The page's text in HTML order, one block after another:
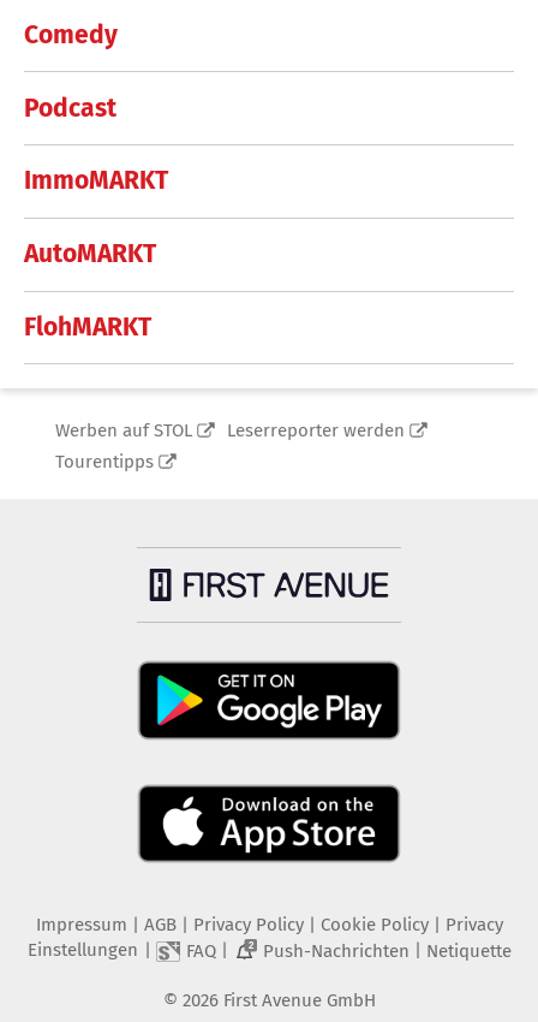
Comedy
Podcast
ImmoMARKT
AutoMARKT
FlohMARKT
Werben auf STOL
Leserreporter werden
Tourentipps
Impressum AGB Privacy Policy| Cookie Policy| Privacy
Einstellungen
FAQ| 2 Push-Nachrichten Netiquette
© 2026 First Avenue GmbH